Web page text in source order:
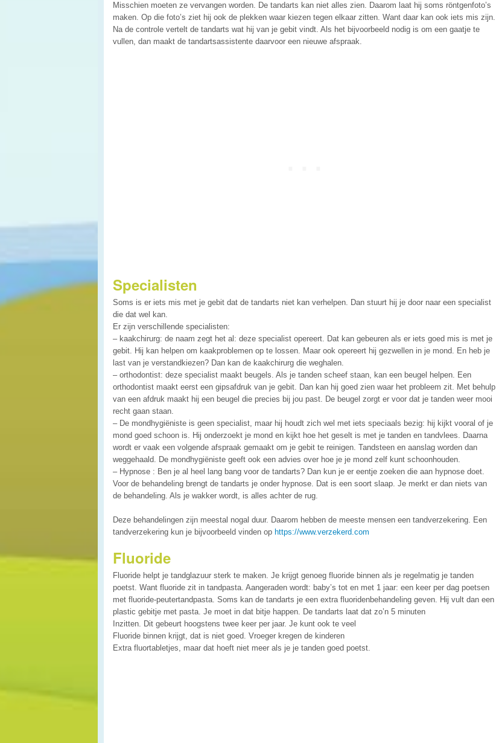
Misschien moeten ze vervangen worden. De tandarts kan niet alles zien. Daarom laat hij soms röntgenfoto’s
maken. Op die foto’s ziet hij ook de plekken waar kiezen tegen elkaar zitten. Want daar kan ook iets mis zijn.
Na de controle vertelt de tandarts wat hij van je gebit vindt. Als het bijvoorbeeld nodig is om een gaatje te
vullen, dan maakt de tandartsassistente daarvoor een nieuwe afspraak.
Specialisten
Soms is er iets mis met je gebit dat de tandarts niet kan verhelpen. Dan stuurt hij je door naar een specialist
die dat wel kan.
Er zijn verschillende specialisten:
– kaakchirurg: de naam zegt het al: deze specialist opereert. Dat kan gebeuren als er iets goed mis is met je
gebit. Hij kan helpen om kaakproblemen op te lossen. Maar ook opereert hij gezwellen in je mond. En heb je
last van je verstandkiezen? Dan kan de kaakchirurg die weghalen.
– orthodontist: deze specialist maakt beugels. Als je tanden scheef staan, kan een beugel helpen. Een
orthodontist maakt eerst een gipsafdruk van je gebit. Dan kan hij goed zien waar het probleem zit. Met behulp
van een afdruk maakt hij een beugel die precies bij jou past. De beugel zorgt er voor dat je tanden weer mooi
recht gaan staan.
– De mondhygiëniste is geen specialist, maar hij houdt zich wel met iets speciaals bezig: hij kijkt vooral of je
mond goed schoon is. Hij onderzoekt je mond en kijkt hoe het geselt is met je tanden en tandvlees. Daarna
wordt er vaak een volgende afspraak gemaakt om je gebit te reinigen. Tandsteen en aanslag worden dan
weggehaald. De mondhygiëniste geeft ook een advies over hoe je je mond zelf kunt schoonhouden.
– Hypnose : Ben je al heel lang bang voor de tandarts? Dan kun je er eentje zoeken die aan hypnose doet.
Voor de behandeling brengt de tandarts je onder hypnose. Dat is een soort slaap. Je merkt er dan niets van
de behandeling. Als je wakker wordt, is alles achter de rug.
Deze behandelingen zijn meestal nogal duur. Daarom hebben de meeste mensen een tandverzekering. Een
tandverzekering kun je bijvoorbeeld vinden op https://www.verzekerd.com
Fluoride
Fluoride helpt je tandglazuur sterk te maken. Je krijgt genoeg fluoride binnen als je regelmatig je tanden
poetst. Want fluoride zit in tandpasta. Aangeraden wordt: baby’s tot en met 1 jaar: een keer per dag poetsen
met fluoride-peutertandpasta. Soms kan de tandarts je een extra fluoridenbehandeling geven. Hij vult dan een
plastic gebitje met pasta. Je moet in dat bitje happen. De tandarts laat dat zo’n 5 minuten
Inzitten. Dit gebeurt hoogstens twee keer per jaar. Je kunt ook te veel
Fluoride binnen krijgt, dat is niet goed. Vroeger kregen de kinderen
Extra fluortabletjes, maar dat hoeft niet meer als je je tanden goed poetst.